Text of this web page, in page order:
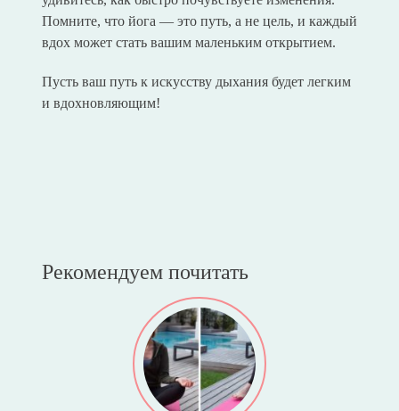
Помните, что йога — это путь, а не цель, и каждый
вдох может стать вашим маленьким открытием.
Пусть ваш путь к искусству дыхания будет легким
и вдохновляющим!
Рекомендуем почитать